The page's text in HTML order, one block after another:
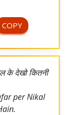
के देखो कितनी
per Nikal